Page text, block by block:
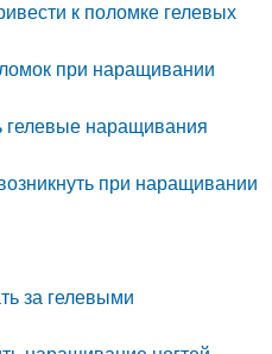
к поломке гелевых
при наращивании
гелевые наращивания
при наращивании
за гелевыми